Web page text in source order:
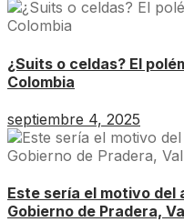
¿Suits o celdas? El
Colombia
septiembre 4, 2025
Este sería el motivo
Gobierno de Pradera,